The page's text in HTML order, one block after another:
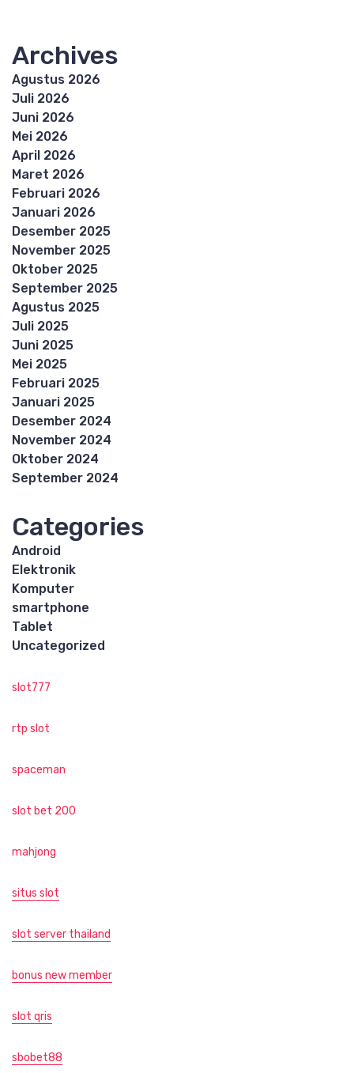
Archives
Agustus 2026
Juli 2026
Juni 2026
Mei 2026
April 2026
Maret 2026
Februari 2026
Januari 2026
Desember 2025
November 2025
Oktober 2025
September 2025
Agustus 2025
Juli 2025
Juni 2025
Mei 2025
Februari 2025
Januari 2025
Desember 2024
November 2024
Oktober 2024
September 2024
Categories
Android
Elektronik
Komputer
smartphone
Tablet
Uncategorized
slot777
rtp slot
spaceman
slot bet 200
mahjong
situs slot
slot server thailand
bonus new member
slot qris
sbobet88